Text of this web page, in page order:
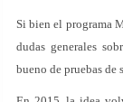
Si bien el programa
dudas generales
bueno de pruebas de